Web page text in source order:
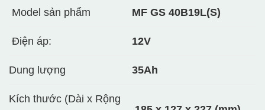
Model sản phẩm MF GS 40B19L(S)
Điện áp: 12V
Dung lượng 35Ah
Kích thước (Dài x Rộng